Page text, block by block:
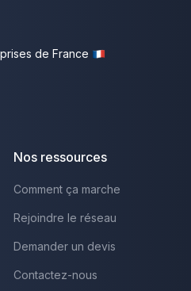
de France
Nos ressources
Comment ça marche
Rejoindre le réseau
Demander un devis
Contactez-nous